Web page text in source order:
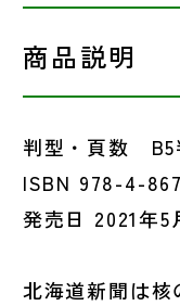
商品説明
判型・頁数
ISBN 978-4-
発売日 2021年5
北海道新聞は核